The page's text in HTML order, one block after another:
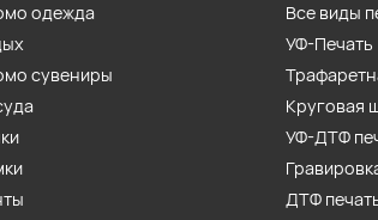
одежда
сувениры
Все виды
УФ-Печать
Круговая
УФ-ДТФ
ДТФ